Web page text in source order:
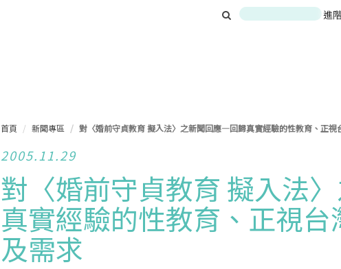
進
首頁 新聞專區 對〈婚前守貞教育 擬入法〉之新聞回應—回歸真實經驗的性教育、正視
2005.11.29
對〈婚前守貞教育 擬入法
真實經驗的性教育、正視
及需求